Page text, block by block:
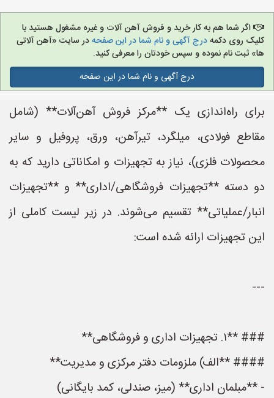
اگر شما هم به کار خرید و فروش آهن آلات و غیره مشغول هستید با
کلیک روی دکمهدرج آگهی و نام شما در این صفحهدر سایت «آهن آلاتی
ها» ثبت نام نموده و سپس خودتان را معرفی کنید.
درج آگهی و نام شما در این صفحه
برای راه‌اندازی یک **مرکز فروش آهن‌آلات** (شامل
مقاطع فولادی، میلگرد، تیرآهن، ورق، پروفیل و سایر
محصولات فلزی)، نیاز به تجهیزات و امکاناتی دارید که به
دو دسته **تجهیزات فروشگاهی/اداری** و **تجهیزات
انبار/عملیاتی** تقسیم می‌شوند. در زیر لیست کاملی از
این تجهیزات ارائه شده است:
---
### **۱. تجهیزات اداری و فروشگاهی**
#### **الف) ملزومات دفتر مرکزی و مدیریت**
- **مبلمان اداری** (میز، صندلی، کمد بایگانی)